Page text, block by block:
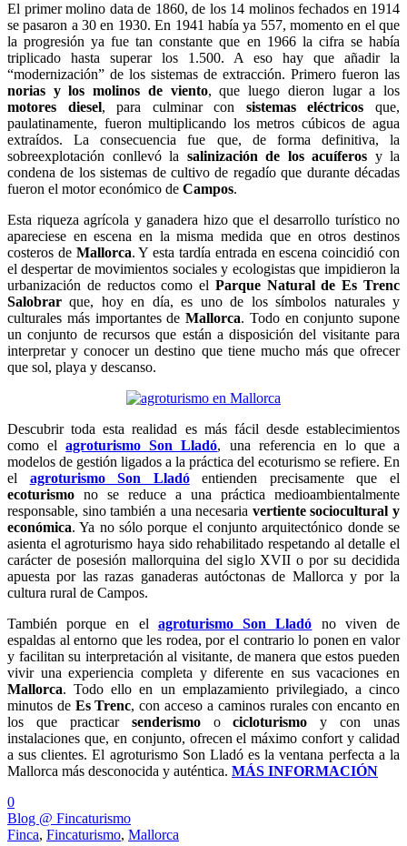
El primer molino data de 1860, de los 14 molinos fechados en 1914
se pasaron a 30 en 1930. En 1941 había ya 557, momento en el que
la progresión ya fue tan constante que en 1966 la cifra se había
triplicado hasta superar los 1.500. A eso hay que añadir la
“modernización” de los sistemas de extracción. Primero fueron las
norias y los molinos de viento, que luego dieron lugar a los
motores diesel, para culminar con sistemas eléctricos que,
paulatinamente, fueron multiplicando los metros cúbicos de agua
extraídos. La consecuencia fue que, de forma definitiva, la
sobreexplotación conllevó la salinización de los acuíferos y la
condena de los sistemas de cultivo de regadío que durante décadas
fueron el motor económico de Campos.
Esta riqueza agrícola y ganadera hizo que el desarrollo turístico no
apareciese en escena en la misma medida que en otros destinos
costeros de Mallorca. Y esta tardía entrada en escena coincidió con
el despertar de movimientos sociales y ecologistas que impidieron la
urbanización de reductos como el Parque Natural de Es Trenc
Salobrar que, hoy en día, es uno de los símbolos naturales y
culturales más importantes de Mallorca. Todo en conjunto supone
un conjunto de recursos que están a disposición del visitante para
interpretar y conocer un destino que tiene mucho más que ofrecer
que sol, playa y descanso.
Descubrir toda esta realidad es más fácil desde establecimientos
como elagroturismo Son Lladó, una referencia en lo que a
modelos de gestión ligados a la práctica del ecoturismo se refiere. En
el agroturismo Son Lladóentienden precisamente que el
ecoturismo no se reduce a una práctica medioambientalmente
responsable, sino también a una necesaria vertiente sociocultural y
económica. Ya no sólo porque el conjunto arquitectónico donde se
asienta el agroturismo haya sido rehabilitado respetando al detalle el
carácter de posesión mallorquina del siglo XVII o por su decidida
apuesta por las razas ganaderas autóctonas de Mallorca y por la
cultura rural de Campos.
También porque en el agroturismo Son Lladó no viven de
espaldas al entorno que les rodea, por el contrario lo ponen en valor
y facilitan su interpretación al visitante, de manera que estos pueden
vivir una experiencia completa y diferente en sus vacaciones en
Mallorca. Todo ello en un emplazamiento privilegiado, a cinco
minutos de Es Trenc, con acceso a caminos rurales con encanto en
los que practicar senderismoocicloturismo y con unas
instalaciones que, en conjunto, ofrecen el máximo confort y calidad
a sus clientes. El agroturismo Son Lladó es la ventana perfecta a la
Mallorca más desconocida y auténtica. MÁS INFORMACIÓN
0
Blog @ Fincaturismo
Finca, Fincaturismo, Mallorca